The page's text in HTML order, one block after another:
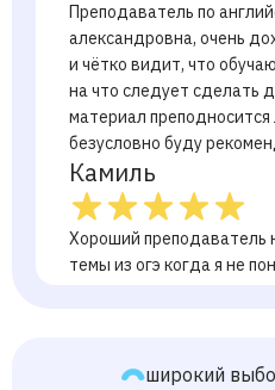
Преподаватель по
александровна, очень
и чётко видит, что
на что следует сделать
материал преподносится
безусловно буду
Камиль
Хороший преподаватель
темы из огэ когда я не
подсказывает и
широкий